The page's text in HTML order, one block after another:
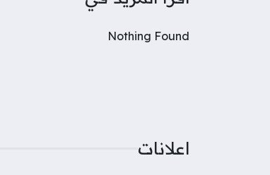
Nothing Found
اعلانات